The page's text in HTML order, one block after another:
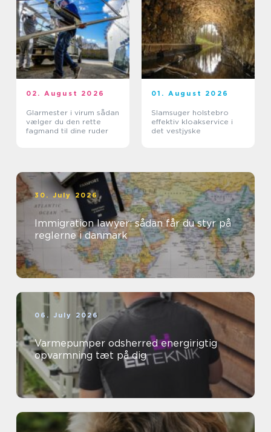
02. August 2026
Glarmester i virum sådan
vælger du den rette
fagmand til dine ruder
01. August 2026
Slamsuger holstebro
effektiv kloakservice i
det vestjyske
30. July 2026
Immigration lawyer: sådan får du styr på
reglerne i danmark
06. July 2026
Varmepumper odsherred energirigtig
opvarmning tæt på dig